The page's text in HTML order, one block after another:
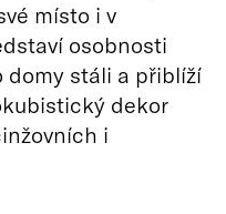
místo i v
osobnosti
stáli a přiblíží
dekor
i